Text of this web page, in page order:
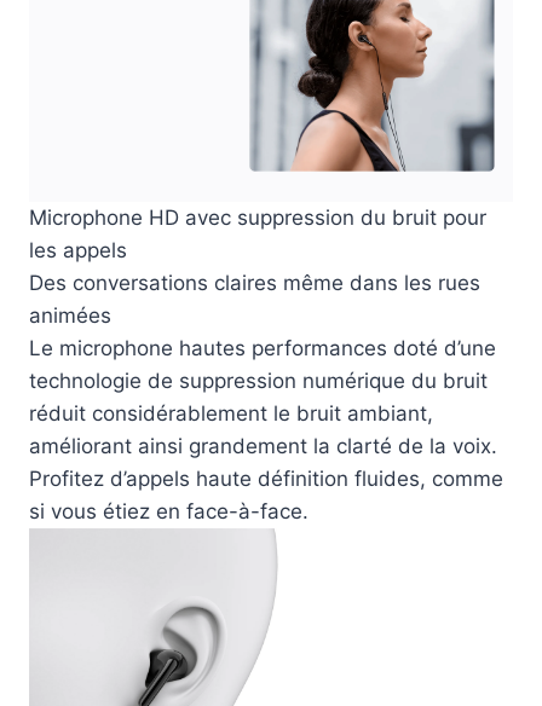
Microphone HD avec suppression du bruit pour
les appels
Des conversations claires même dans les rues
animées
Le microphone hautes performances doté d’une
technologie de suppression numérique du bruit
réduit considérablement le bruit ambiant,
améliorant ainsi grandement la clarté de la voix.
Profitez d’appels haute définition fluides, comme
si vous étiez en face-à-face.